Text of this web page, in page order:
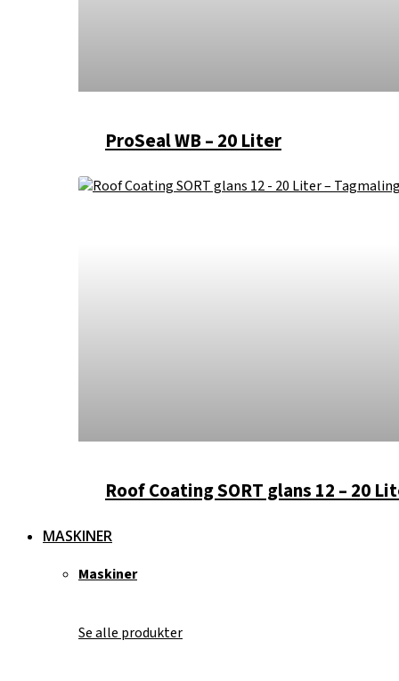
ProSeal WB – 20 Liter
Roof Coating SORT glans 12 – 20
MASKINER
Maskiner
Se alle produkter